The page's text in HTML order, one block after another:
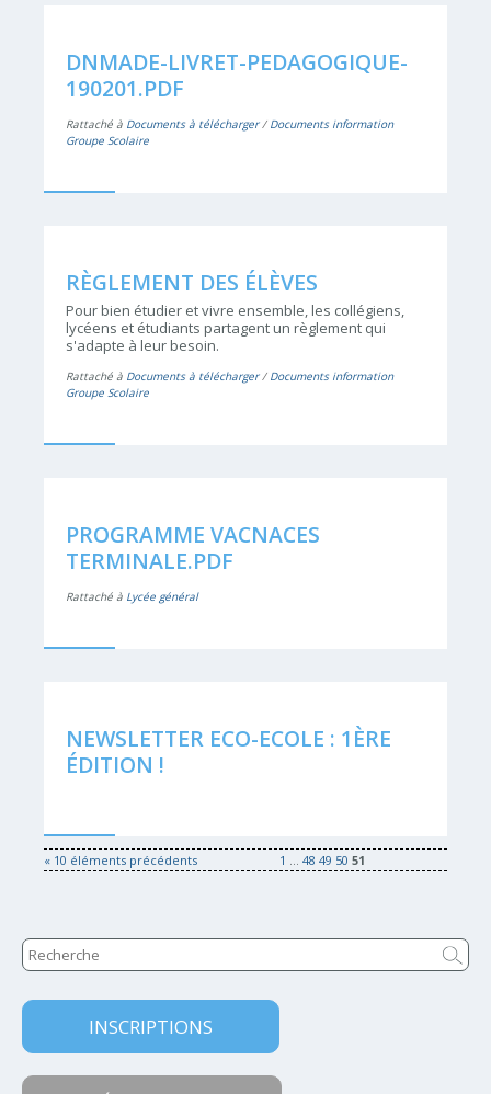
DNMADE-LIVRET-PEDAGOGIQUE-
190201.PDF
Rattaché à Documents à télécharger / Documents information
Groupe Scolaire
RÈGLEMENT DES ÉLÈVES
Pour bien étudier et vivre ensemble, les collégiens,
lycéens et étudiants partagent un règlement qui
s'adapte à leur besoin.
Rattaché à Documents à télécharger / Documents information
Groupe Scolaire
PROGRAMME VACNACES
TERMINALE.PDF
Rattaché à Lycée général
NEWSLETTER ECO-ECOLE : 1ÈRE
ÉDITION !
« 10 éléments précédents 1 ... 48 49 50 51
INSCRIPTIONS